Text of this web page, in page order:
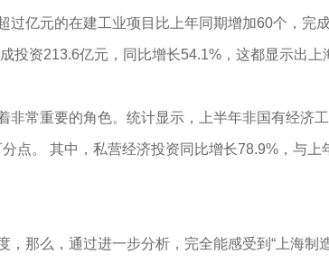
亿元的在建工业项目比上年同期增加60个，完
投资213.6亿元，同比增长54.1%，这都显示出上
常重要的角色。统计显示，上半年非国有经济
点。 其中，私营经济投资同比增长78.9%，与上
么，通过进一步分析，完全能感受到“上海制